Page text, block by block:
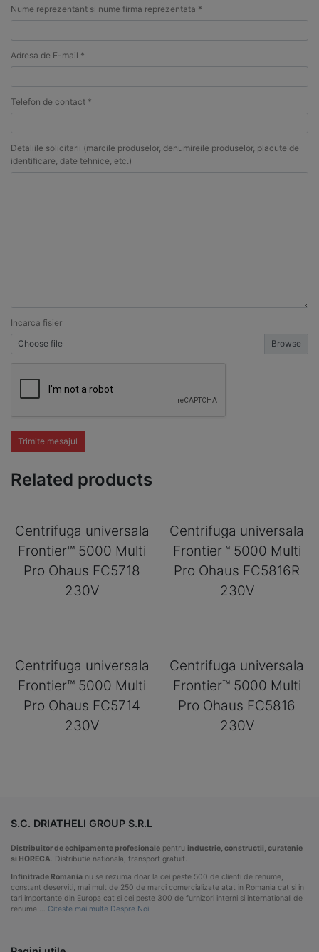
Nume reprezentant si nume firma reprezentata *
Adresa de E-mail *
Telefon de contact *
Detaliile solicitarii (marcile produselor, denumireile produselor, placute de
identificare, date tehnice, etc.)
Incarca fisier
Choose file
Trimite mesajul
Related products
Centrifuga universala
Frontier™ 5000 Multi
Pro Ohaus FC5718
230V
Centrifuga universala
Frontier™ 5000 Multi
Pro Ohaus FC5816R
230V
Centrifuga universala
Frontier™ 5000 Multi
Pro Ohaus FC5714
230V
Centrifuga universala
Frontier™ 5000 Multi
Pro Ohaus FC5816
230V
S.C. DRIATHELI GROUP S.R.L
Distribuitor de echipamente profesionale pentru industrie, constructii, curatenie
si HORECA . Distributie nationala, transport gratuit.
Infinitrade Romania nu se rezuma doar la cei peste 500 de clienti de renume,
constant deserviti, mai mult de 250 de marci comercializate atat in Romania cat si in
tari importante din Europa cat si cei peste 300 de furnizori interni si internationali de
renume … Citeste mai multe Despre Noi